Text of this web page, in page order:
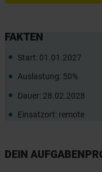
FAKTEN
Start: 01.01.2027
Auslastung: 50%
Dauer: 28.02.2028
Einsatzort: remote
DEIN